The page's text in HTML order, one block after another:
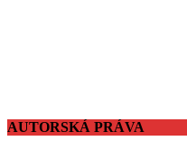
AUTORSKÁ PRÁVA